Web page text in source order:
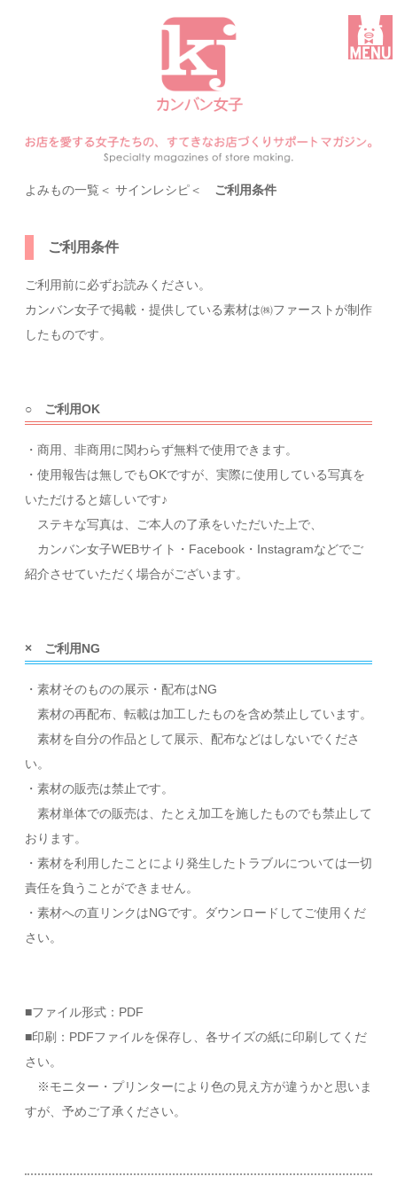
よみもの一覧 ＜ サインレシピ ＜ ご利用条件
ご利用条件
ご利用前に必ずお読みください。
カンバン女子で掲載・提供している素材は㈱ファーストが制作
したものです。
○ ご利用OK
・商用、非商用に関わらず無料で使用できます。
・使用報告は無しでもOKですが、実際に使用している写真を
いただけると嬉しいです♪
ステキな写真は、ご本人の了承をいただいた上で、
カンバン女子WEBサイト・Facebook・Instagramなどでご
紹介させていただく場合がございます。
× ご利用NG
・素材そのものの展示・配布はNG
素材の再配布、転載は加工したものを含め禁止しています。
素材を自分の作品として展示、配布などはしないでくださ
い。
・素材の販売は禁止です。
素材単体での販売は、たとえ加工を施したものでも禁止して
おります。
・素材を利用したことにより発生したトラブルについては一切
責任を負うことができません。
・素材への直リンクはNGです。ダウンロードしてご使用くだ
さい。
■ファイル形式：PDF
■印刷：PDFファイルを保存し、各サイズの紙に印刷してくだ
さい。
※モニター・プリンターにより色の見え方が違うかと思いま
すが、予めご了承ください。